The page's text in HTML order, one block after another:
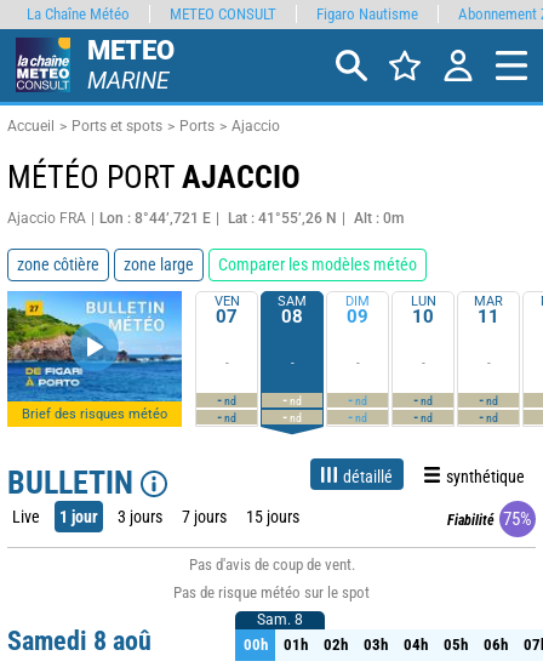
METEO
MARINE
Accueil Ports et spots Ports Ajaccio
MÉTÉO PORT AJACCIO
Ajaccio FRA Lon : 8°44’,721 E Lat : 41°55’,26 N Alt : 0m
zone côtière zone large Comparer les modèles météo
Brief des risques météo
VEN
07
-
-nd
-nd
SAM
08
-
-nd
-nd
DIM
09
-
-nd
-nd
LUN
10
-
-nd
-nd
MAR
11
-
-nd
-nd
BULLETIN détaillé synthétique
Live 1 jour 3 jours 7 jours 15 jours Fiabilité 75%
Pas d'avis de coup de vent.
Pas de risque météo sur le spot
Samedi 8 aoû
Sam. 8
00h 01h 02h 03h 04h 05h 06h
Sam. 8
00h 01h 02h 03h 04h 05h 06h
La Chaîne Météo METEO CONSULT Figaro Nautisme Abonnement